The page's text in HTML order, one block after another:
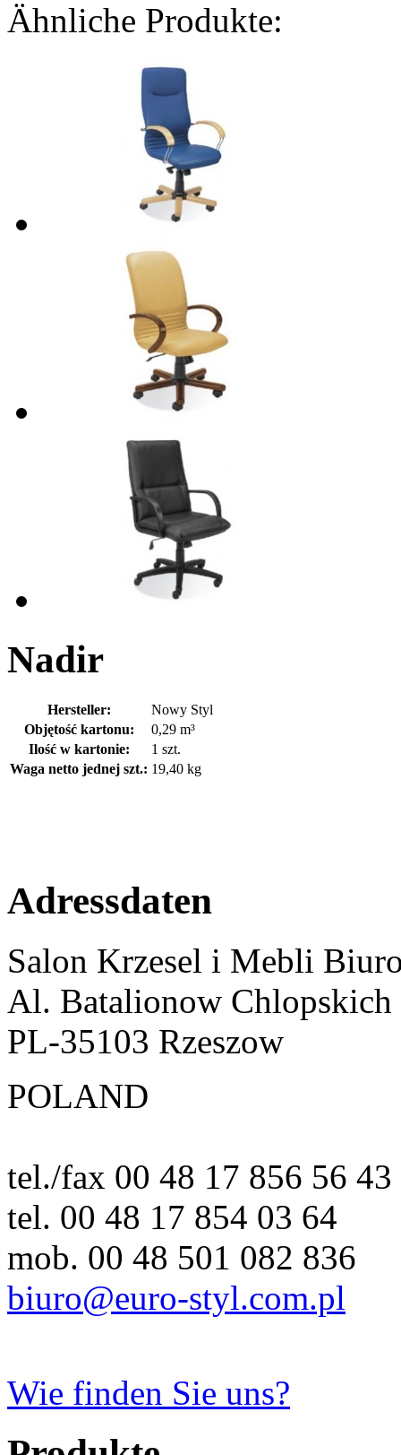
Ähnliche Produkte:
Nadir
Hersteller:
Nowy Styl
Objętość kartonu:
0,29 m³
Ilość w kartonie:
1 szt.
Waga netto jednej szt.: 19,40 kg
Adressdaten
Salon Krzesel i Mebli
Al. Batalionow
PL-35103 Rzeszow
POLAND
tel./fax 00 48 17 856 56 43
tel. 00 48 17 854 03 64
mob. 00 48 501 082 836
biuro@euro-styl.com.pl
Wie finden Sie uns?